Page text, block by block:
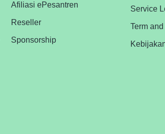
Afiliasi ePesantren
Reseller
Sponsorship
Service
Term